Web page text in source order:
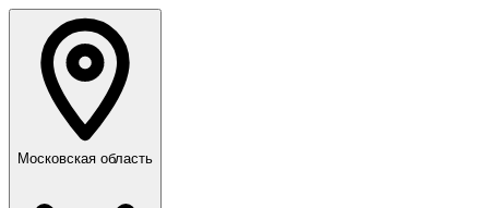
Московская область